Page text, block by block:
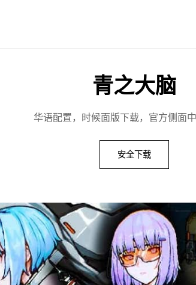
青之大脑
华语配置，时候面版下载，官方侧面
安全下载